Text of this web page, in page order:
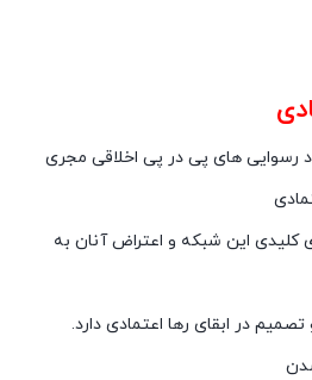
رسوایی های پی در پی اخلاقی مجری
کلیدی این شبکه و اعتراض آنان به
در ابقای رها اعتمادی دارد.